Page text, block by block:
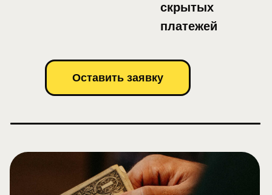
Оставить заявку
скрытых
платежей